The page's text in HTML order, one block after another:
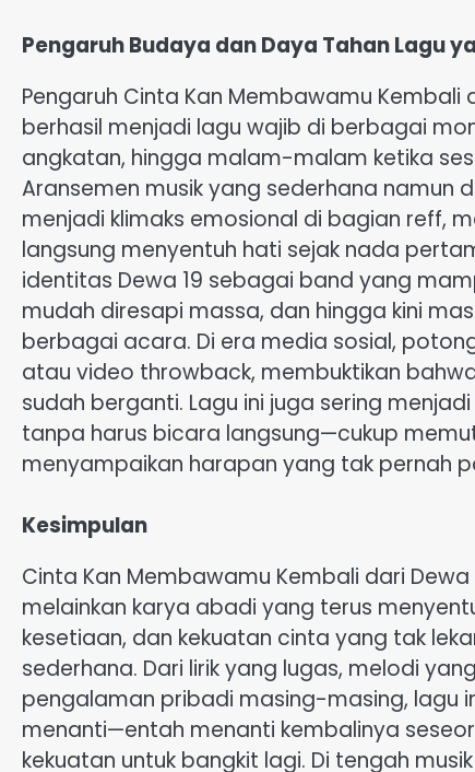
Pengaruh Budaya dan Daya Tahan Lagu
Pengaruh Cinta Kan Membawamu
berhasil menjadi lagu wajib di berbagai
angkatan, hingga malam-malam ketika
Aransemen musik yang sederhana
menjadi klimaks emosional di bagian reff,
langsung menyentuh hati sejak nada
identitas Dewa 19 sebagai band yang
mudah diresapi massa, dan hingga kini
berbagai acara. Di era media sosial,
atau video throwback, membuktikan
sudah berganti. Lagu ini juga sering
tanpa harus bicara langsung—cukup
menyampaikan harapan yang tak pernah
Kesimpulan
Cinta Kan Membawamu Kembali dari
melainkan karya abadi yang terus
kesetiaan, dan kekuatan cinta yang tak
sederhana. Dari lirik yang lugas, melodi
pengalaman pribadi masing-masing, lagu
menanti—entah menanti kembalinya
kekuatan untuk bangkit lagi. Di tengah